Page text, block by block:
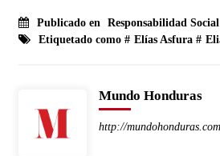
Publicado en
Responsabilidad Social
Etiquetado como # Elías Asfura#
Mundo Honduras
http://mundohonduras.com